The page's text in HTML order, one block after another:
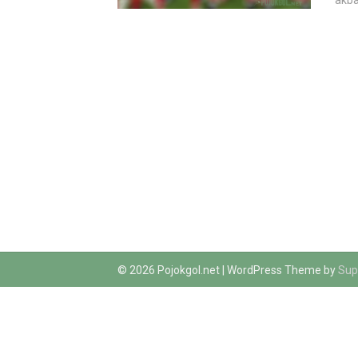
© 2026 Pojokgol.net | WordPress Theme by